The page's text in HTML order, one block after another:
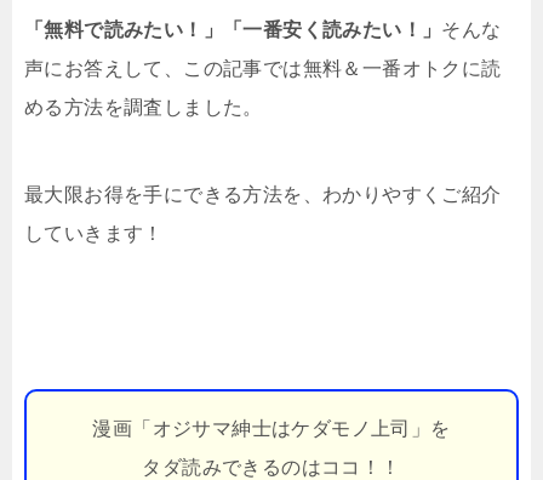
「無料で読みたい！」「一番安く読みたい！」 そんな
声にお答えして、この記事では無料＆一番オトクに読
める方法を調査しました。
最大限お得を手にできる方法を、わかりやすくご紹介
していきます！
漫画「オジサマ紳士はケダモノ上司」を
タダ読みできるのはココ！！